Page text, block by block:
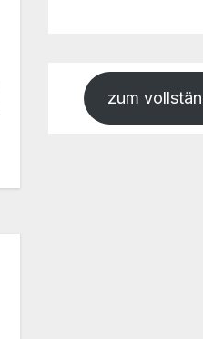
zum